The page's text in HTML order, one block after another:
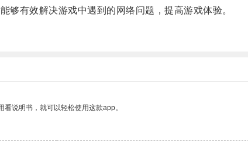
有效解决游戏中遇到的网络问题，提高游戏体验。
说明书，就可以轻松使用这款app。